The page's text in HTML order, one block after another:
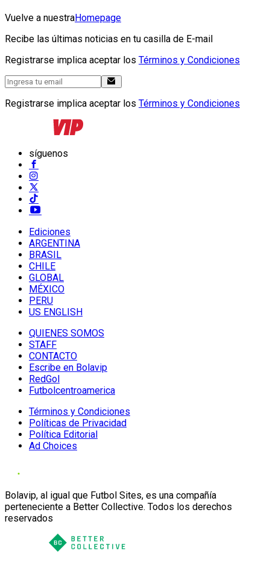
Vuelve a nuestraHomepage
Recibe las últimas noticias en tu casilla de E-mail
Registrarse implica aceptar los Términos y Condiciones
Registrarse implica aceptar los Términos y Condiciones
síguenos
Ediciones
ARGENTINA
BRASIL
CHILE
GLOBAL
MÉXICO
PERU
US ENGLISH
QUIENES SOMOS
STAFF
CONTACTO
Escribe en Bolavip
RedGol
Futbolcentroamerica
Términos y Condiciones
Políticas de Privacidad
Política Editorial
Ad Choices
Bolavip, al igual que Futbol Sites, es una compañía
perteneciente a Better Collective. Todos los derechos
reservados